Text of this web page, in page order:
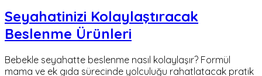
Seyahatinizi Kolaylaştıracak
Beslenme Ürünleri
Bebekle seyahatte beslenme nasıl kolaylaşır? Formül
mama ve ek gıda sürecinde yolculuğu rahatlatacak pratik